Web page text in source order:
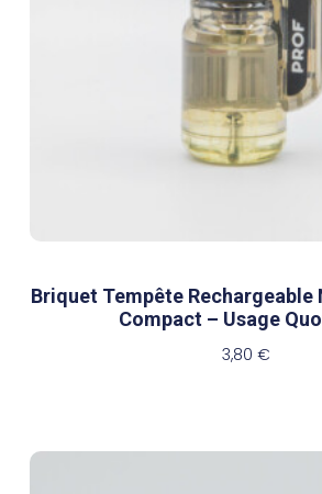
Briquet Tempête Rechargeable
Compact – Usage
3,80 €